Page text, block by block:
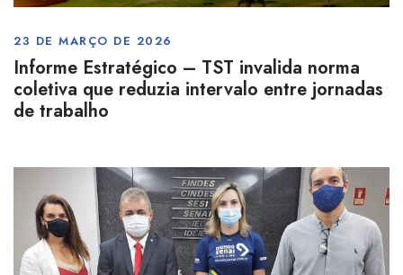
23 DE MARÇO DE 2026
Informe Estratégico – TST invalida norma
coletiva que reduzia intervalo entre jornadas
de trabalho